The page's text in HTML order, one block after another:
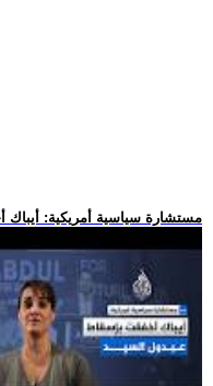
.. مستشارة سياسية أمريكية: